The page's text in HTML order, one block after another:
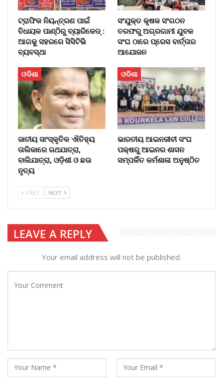
ଟ୍ରାଫିକ ନିୟନ୍ତ୍ରଣ ପାଇଁ
ବିଧାୟକ ପାଣ୍ଠିରୁ ବ୍ୟାରିକେଡ୍‌ :
ଆଗକୁ ସହରରେ ସିସିଟିଭି
ବ୍ୟବସ୍ଥା
ସଂଯୁକ୍ତ କୃଷକ ସଂଗଠନ
ତରଫରୁ ଅଗ୍ରଗାମୀ ଯୁବକ
ସଂଘ ଠାରେ ପ୍ରେସ ବାର୍ତ୍ତାର
ଆଯୋଜନ
ଓଡିଶା
ଜାତୀୟ ସାଂସ୍କୃତିକ ଐତିହ୍ୟ
ତାଲିକାରେ ରଥଯାତ୍ରା,
ବାଲିଯାତ୍ରା, ଓଡ଼ିଶୀ ଓ ଛଉ
ନୃତ୍ୟ
ଓଡିଶା
ଭାରତୀୟ ଆଇନଜୀବୀ ସଂଘ
ପକ୍ଷରୁ ଆଇନର ଶାସନ
ସମ୍ପର୍କିତ କର୍ମଶାଳା ଅନୁଷ୍ଠିତ
PREV NEXT
LEAVE A REPLY
Your email address will not be published.